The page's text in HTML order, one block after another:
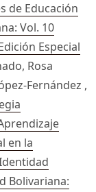
de Educación
Vol. 10
Especial
Rosa
Fernández ,
en la
Bolivariana: